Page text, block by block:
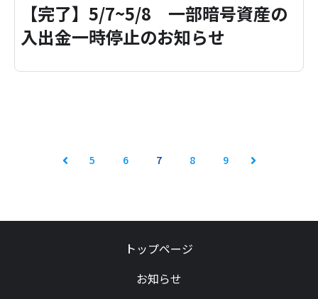
【完了】5/7~5/8 一部暗号資産の
入出金一時停止のお知らせ
Prev 5 6 7 8 9 Next
トップページ
お知らせ